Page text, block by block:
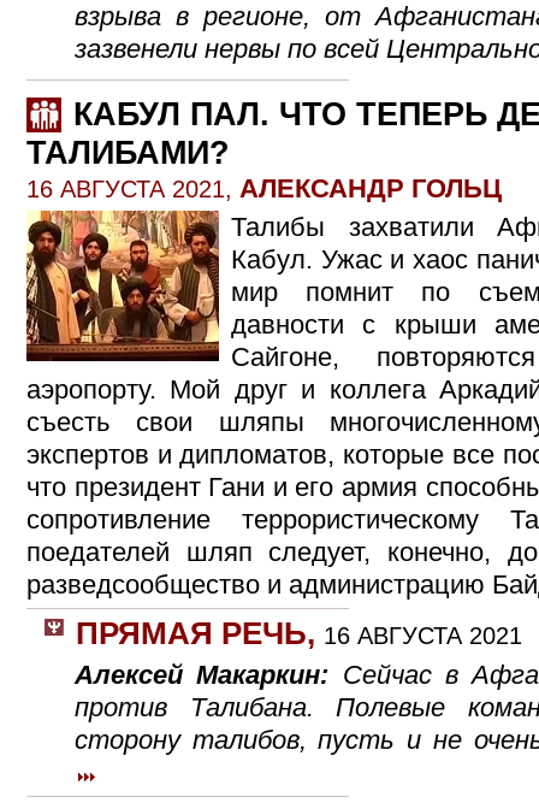
взрыва в регионе, от
зазвенели нервы по всей
КАБУЛ ПАЛ. ЧТО ТЕПЕРЬ
ТАЛИБАМИ?
16 АВГУСТА 2021, АЛЕКСАНДР ГОЛЬЦ
Талибы захватили
Кабул. Ужас и хаос
мир помнит по
давности с крыши
Сайгоне,
аэропорту. Мой друг и коллега
съесть свои шляпы
экспертов и дипломатов, которые все
что президент Гани и его армия
сопротивление
поедателей шляп следует, конечно,
разведсообщество и администрацию
ПРЯМАЯ РЕЧЬ, 16 АВГУСТА 2021
Алексей Макаркин: Сейчас в
против Талибана. Полевые
сторону талибов, пусть и не